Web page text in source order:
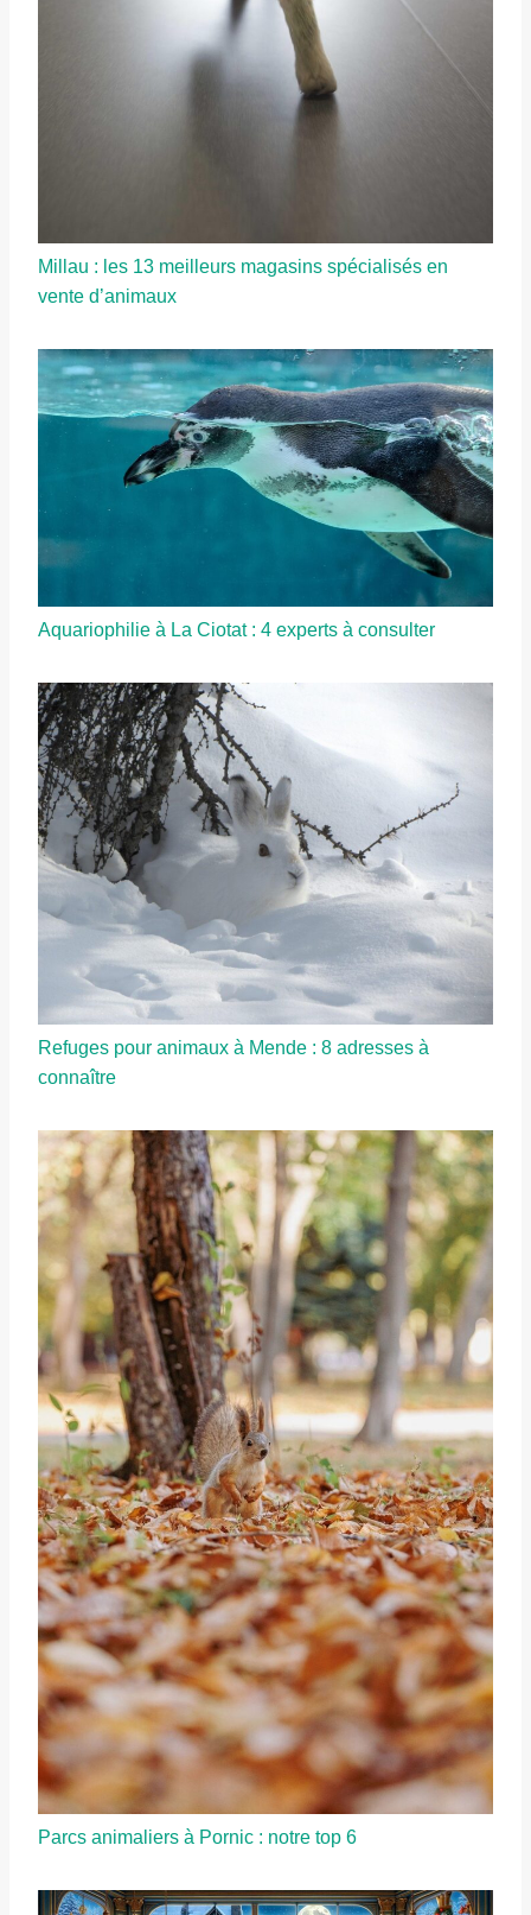
Millau : les 13 meilleurs magasins spécialisés en
vente d’animaux
Aquariophilie à La Ciotat : 4 experts à consulter
Refuges pour animaux à Mende : 8 adresses à
connaître
Parcs animaliers à Pornic : notre top 6